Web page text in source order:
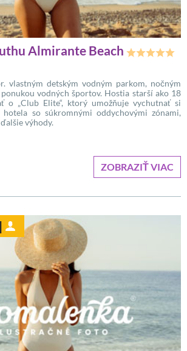
Almirante Beach
vlastným detským vodným parkom, nočným
vodných športov. Hostia starší ako 18
o „Club Elite“, ktorý umožňuje vychutnať si
so súkromnými oddychovými zónami,
výhody.
ZOBRAZIŤ VIAC